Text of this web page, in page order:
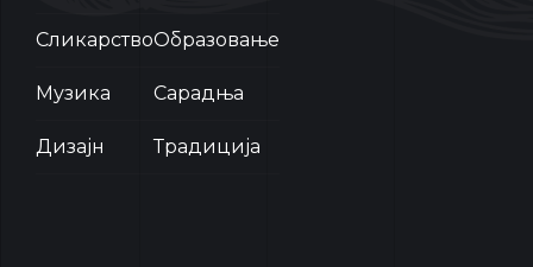
Сликарство
Музика
Дизајн
Образовање
Сарадња
Традиција